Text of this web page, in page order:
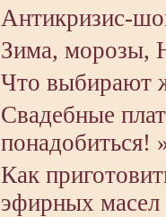
Антикризис-
Зима, морозы,
Что выбирают
Свадебные
понадобиться!
Как
эфирных масел